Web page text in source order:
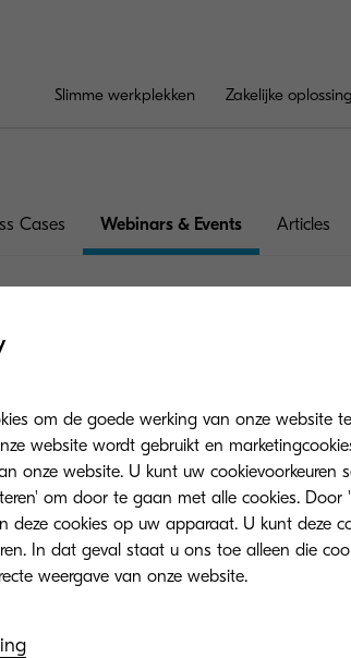
Slimme werkplekken Zakelijke
Cases Webinars & Events Articles
om de goede werking van onze website
website wordt gebruikt en
onze website. U kunt uw cookievoorkeuren
om door te gaan met alle cookies.
deze cookies op uw apparaat. U kunt deze
In dat geval staat u ons toe alleen die
noodzakelijk zijn voor de correcte weergave van onze website.